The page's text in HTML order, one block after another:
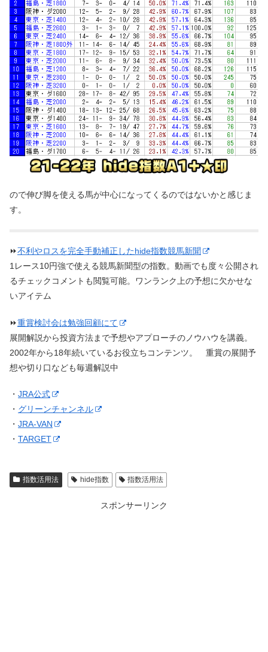
ので伸び脚を使える馬が中心になってくるのではないかと感じま
す。
⏩不利やロスを完全手動補正したhide指数競馬新聞
1レース10円強で使える競馬新聞型の指数。動画でも度々公開され
るチェックコメントも閲覧可能。ワンランク上の予想に欠かせな
いアイテム
⏩重賞検討会は勉強回顧にて
展開解説から投資方法まで予想やアプローチのノウハウを講義。
2002年から18年続いているお役立ちコンテンツ。 重賞の展開予
想や切り口なども毎週解説中
・ JRA公式
・ グリーンチャンネル
・ JRA-VAN
・ TARGET
指数活用法 hide指数 指数活用法
スポンサーリンク